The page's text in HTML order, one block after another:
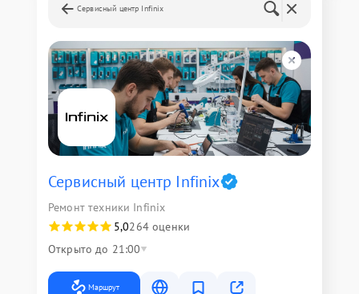
Сервисный центр Infinix
Сервисный центр Infinix
Ремонт техники Infinix
5,0264 оценки
Открыто до 21:00
Маршрут